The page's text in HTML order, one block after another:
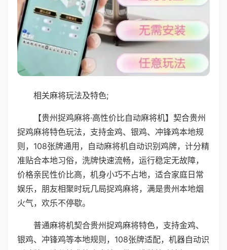
相关麻将玩法及特色;
【贵州捉鸡麻将·高性价比自动麻将机】契合贵州
捉鸡麻将特色玩法，支持金鸡、银鸡、冲锋鸡本地规
则，108张牌通用，自动麻将机自动识别鸡牌，计分精
准贴合本地习俗，洗牌快速流畅，运行稳定无故障，
价格亲民性价比高，机身小巧不占地，适合家庭日常
娱乐，朋友相聚时玩几局捉鸡麻将，满是贵州本地烟
火气，欢乐不停歇。
普通麻将机契合贵州捉鸡麻将特色，支持金鸡、
银鸡、冲锋鸡等本地规则，108张牌适配，机器自动识